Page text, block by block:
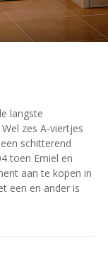
langste
zes A-viertjes
schitterend
toen Emiel en
aan te kopen in
een en ander is